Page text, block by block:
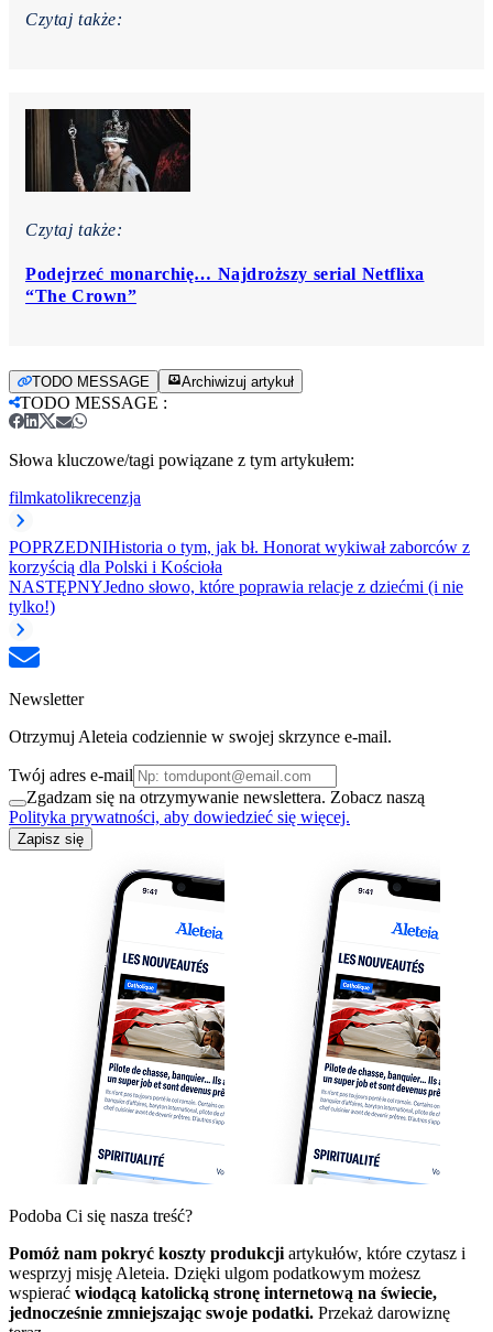
Czytaj także:
Czytaj także:
Podejrzeć monarchię… Najdroższy serial Netflixa
“The Crown”
TODO MESSAGE Archiwizuj artykuł
TODO MESSAGE :
Słowa kluczowe/tagi powiązane z tym artykułem:
filmkatolikrecenzja
POPRZEDNIHistoria o tym, jak bł. Honorat wykiwał zaborców z
korzyścią dla Polski i Kościoła
NASTĘPNYJedno słowo, które poprawia relacje z dziećmi (i nie
tylko!)
Newsletter
Otrzymuj Aleteia codziennie w swojej skrzynce e-mail.
Twój adres e-mail
Zgadzam się na otrzymywanie newslettera. Zobacz naszą
Polityka prywatności, aby dowiedzieć się więcej.
Zapisz się
Podoba Ci się nasza treść?
Pomóż nam pokryć koszty produkcji artykułów, które czytasz i
wesprzyj misję Aleteia. Dzięki ulgom podatkowym możesz
wspierać wiodącą katolicką stronę internetową na świecie,
jednocześnie zmniejszając swoje podatki. Przekaż darowiznę